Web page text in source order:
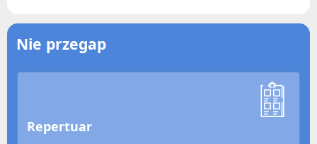
Nie przegap
Repertuar